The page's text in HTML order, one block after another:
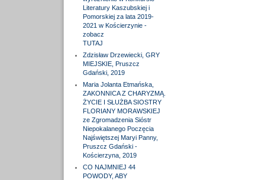
Literatury Kaszubskiej i
Pomorskiej za lata 2019-
2021 w Kościerzynie -
zobacz
TUTAJ
Zdzisław Drzewiecki, GRY
MIEJSKIE, Pruszcz
Gdański, 2019
Maria Jolanta Etmańska,
ZAKONNICA Z CHARYZMĄ.
ŻYCIE I SŁUŻBA SIOSTRY
FLORIANY MORAWSKIEJ
ze Zgromadzenia Sióstr
Niepokalanego Poczęcia
Najświętszej Maryi Panny,
Pruszcz Gdański -
Kościerzyna, 2019
CO NAJMNIEJ 44
POWODY, ABY